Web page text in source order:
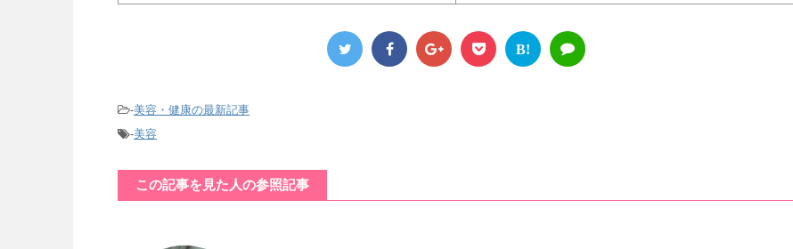
B!
-美容・健康の最新記事
-美容
この記事を見た人の参照記事